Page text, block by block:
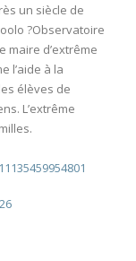
un siècle de
?Observatoire
maire d’extrême
l’aide à la
élèves de
L’extrême